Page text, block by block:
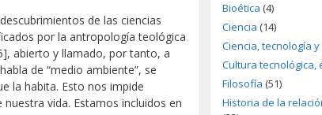
de las ciencias
por la antropología teológica
abierto y llamado, por tanto, a
de “medio ambiente”, se
la habita. Esto nos impide
vida. Estamos incluidos en
Bioética (4)
Ciencia (14)
Ciencia, tecnología
Cultura tecnológica,
Filosofía (51)
Historia de la